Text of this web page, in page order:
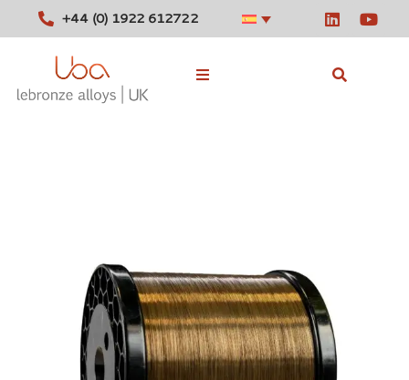
+44 (0) 1922 612722